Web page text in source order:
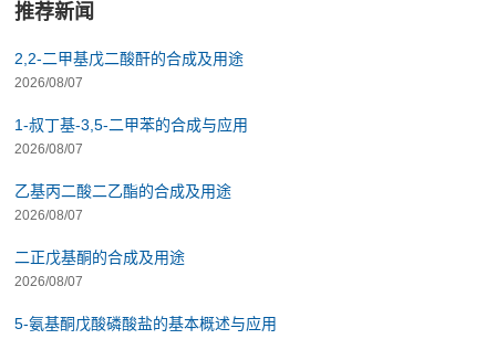
推荐新闻
2,2-二甲基戊二酸酐的合成及用途
2026/08/07
1-叔丁基-3,5-二甲苯的合成与应用
2026/08/07
乙基丙二酸二乙酯的合成及用途
2026/08/07
二正戊基酮的合成及用途
2026/08/07
5-氨基酮戊酸磷酸盐的基本概述与应用